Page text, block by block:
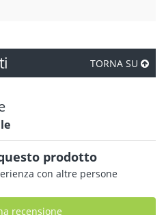
TORNA SU
prodotto
con altre persone
recensione